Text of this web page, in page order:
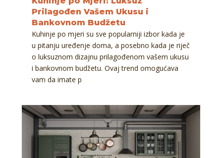
Prilagođen Vašem Ukusu i
Bankovnom Budžetu
Kuhinje po mjeri su sve popularniji izbor kada je
u pitanju uređenje doma, a posebno kada je riječ
o luksuznom dizajnu prilagođenom vašem ukusu
i bankovnom budžetu. Ovaj trend omogućava
vam da imate p